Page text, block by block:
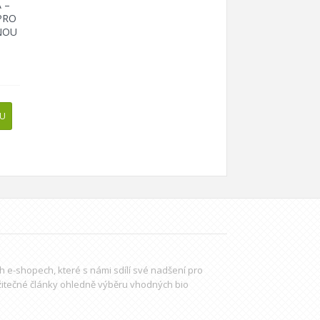
–
e-shopech, které s námi sdílí své nadšení pro
články ohledně výběru vhodných bio